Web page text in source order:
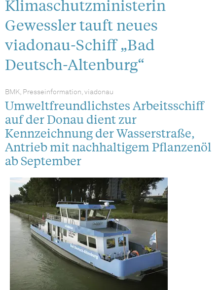
Klimaschutzministerin
Gewessler tauft neues
viadonau-Schiff „Bad
Deutsch-Altenburg“
BMK, Presseinformation, viadonau
Umweltfreundlichstes Arbeitsschiff
auf der Donau dient zur
Kennzeichnung der Wasserstraße,
Antrieb mit nachhaltigem Pflanzenöl
ab September